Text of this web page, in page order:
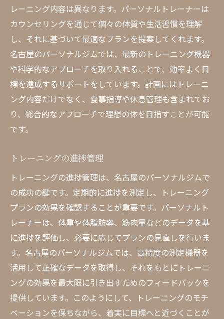
レーニング内容は異なります。パーソナルトレーナーは
カウンセリングを通じて個々の体質や生活習慣を理解
し、それに基づいて最適なプランを提案してくれます。
名古屋のパーソナルジムでは、最新のトレーニング機器
や科学的なアプローチを取り入れることで、効率よく目
標を達成するサポートをしています。計画にはトレーニ
ング内容だけでなく、食事指導や休息管理も含まれてお
り、総合的なアプローチで理想の体を目指すことが可能
です。
トレーニングの進捗管理
トレーニングの進捗管理は、名古屋のパーソナルジムで
の成功の鍵です。定期的に進捗を測定し、トレーニング
プランの効果を確認することが重要です。パーソナルト
レーナーは、体重や体脂肪率、筋肉量などのデータを基
に進捗を評価し、必要に応じてプランの見直しを行いま
す。名古屋のパーソナルジムでは、高精度の測定機器を
活用して正確なデータを取得し、それをもとにトレーニ
ングの効果を最大限に引き出すためのフィードバックを
提供しています。このようにして、トレーニングのモチ
ベーションを保ちながら、着実に目標へと近づくことが